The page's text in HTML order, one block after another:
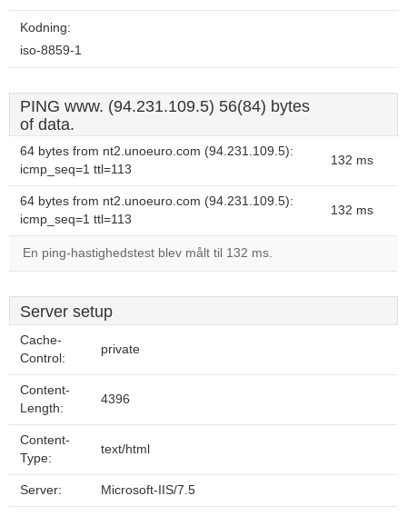
Kodning:
iso-8859-1
PING www. (94.231.109.5) 56(84) bytes
of data.
64 bytes from nt2.unoeuro.com (94.231.109.5):
icmp_seq=1 ttl=113
132 ms
64 bytes from nt2.unoeuro.com (94.231.109.5):
icmp_seq=1 ttl=113
132 ms
En ping-hastighedstest blev målt til 132 ms.
Server setup
Cache-
Control:
private
Content-
Length:
4396
Content-
Type:
text/html
Server: Microsoft-IIS/7.5